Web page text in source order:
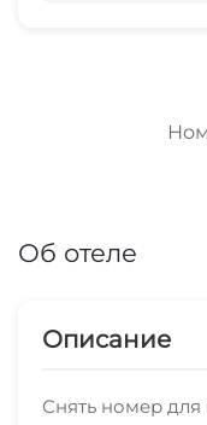
Об отеле
Описание
Снять номер